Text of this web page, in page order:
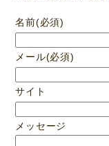
名前(必須)
メール(必須)
サイト
メッセージ